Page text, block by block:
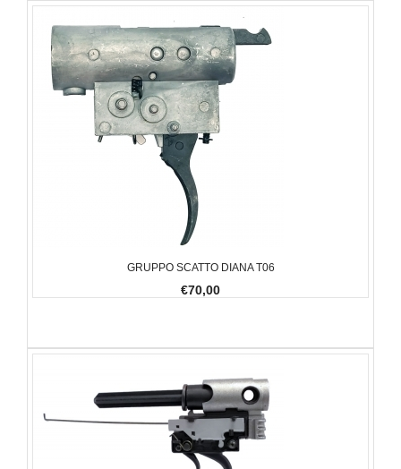
GRUPPO SCATTO DIANA T06
€70,00